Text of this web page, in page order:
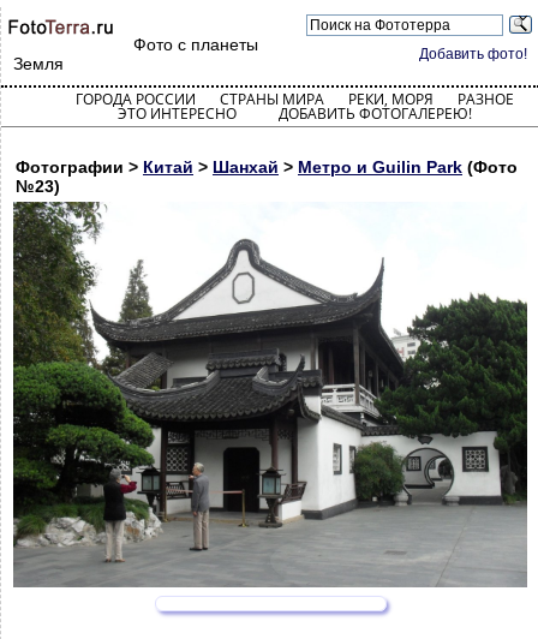
Добавить фото!
Фото с планеты
Земля
ГОРОДА РОССИИ СТРАНЫ МИРА РЕКИ, МОРЯ РАЗНОЕ
ЭТО ИНТЕРЕСНО ДОБАВИТЬ ФОТОГАЛЕРЕЮ!
Фотографии > Китай > Шанхай > Метро и Guilin Park (Фото
№23)